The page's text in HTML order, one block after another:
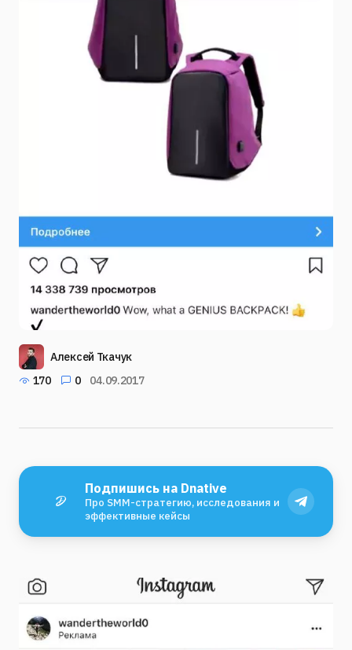
Алексей Ткачук
170
0 04.09.2017
Подпишись на Dnative
Про SMM-стратегию, исследования и
эффективные кейсы